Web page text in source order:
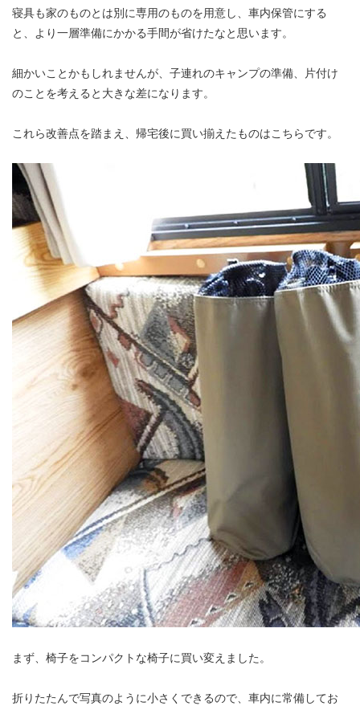
寝具も家のものとは別に専用のものを用意し、車内保管にする
と、より一層準備にかかる手間が省けたなと思います。
細かいことかもしれませんが、子連れのキャンプの準備、片付け
のことを考えると大きな差になります。
これら改善点を踏まえ、帰宅後に買い揃えたものはこちらです。
まず、椅子をコンパクトな椅子に買い変えました。
折りたたんで写真のように小さくできるので、車内に常備してお